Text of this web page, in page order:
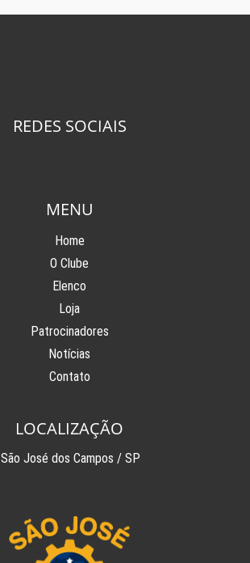
REDES SOCIAIS
MENU
Home
O Clube
Elenco
Loja
Patrocinadores
Notícias
Contato
LOCALIZAÇÃO
São José dos Campos / SP